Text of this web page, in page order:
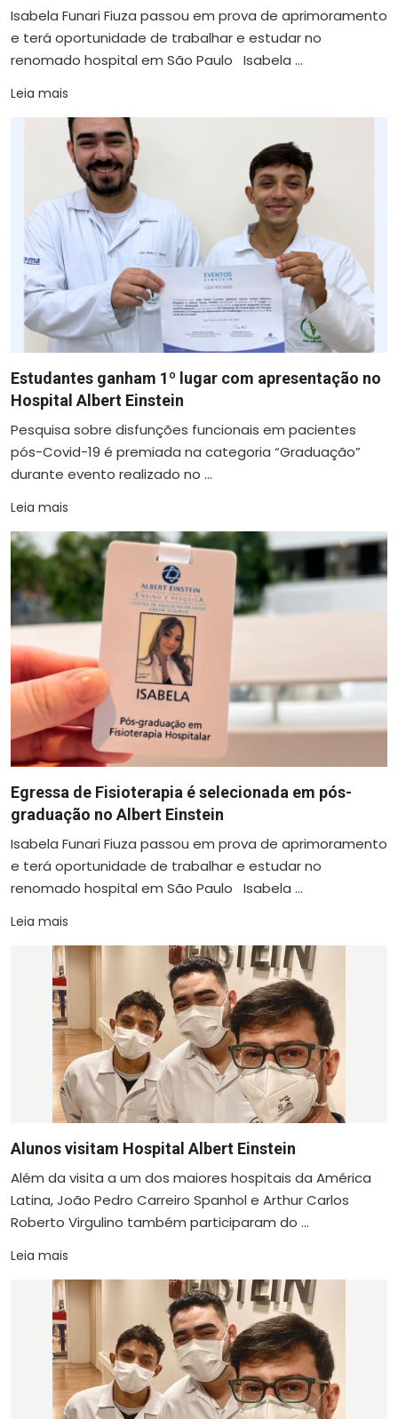
Isabela Funari Fiuza passou em prova de aprimoramento
e terá oportunidade de trabalhar e estudar no
renomado hospital em São Paulo Isabela ...
Leia mais
Estudantes ganham 1º lugar com apresentação no
Hospital Albert Einstein
Pesquisa sobre disfunções funcionais em pacientes
pós-Covid-19 é premiada na categoria “Graduação”
durante evento realizado no ...
Leia mais
Egressa de Fisioterapia é selecionada em pós-
graduação no Albert Einstein
Isabela Funari Fiuza passou em prova de aprimoramento
e terá oportunidade de trabalhar e estudar no
renomado hospital em São Paulo Isabela ...
Leia mais
Alunos visitam Hospital Albert Einstein
Além da visita a um dos maiores hospitais da América
Latina, João Pedro Carreiro Spanhol e Arthur Carlos
Roberto Virgulino também participaram do ...
Leia mais